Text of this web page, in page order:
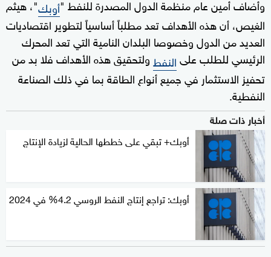
وأضاف أمين عام منظمة الدول المصدرة للنفط "أوبك"، هيثم
الغيص، أن هذه الأهداف تعد مطلباً أساسياً لتطوير اقتصاديات
العديد من الدول وخصوصا البلدان النامية التي تعد المحرك
الرئيسي للطلب علىالنفطولتحقيق هذه الأهداف فلا بد من
تحفيز الاستثمار في جميع أنواع الطاقة بما في ذلك الصناعة
النفطية.
أخبار ذات صلة
أوبك+ تبقي على خططها الحالية لزيادة الإنتاج
أوبك: تراجع إنتاج النفط الروسي 4.2% في 2024